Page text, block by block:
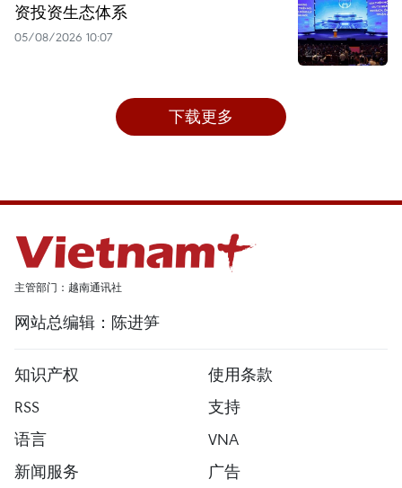
资投资生态体系
05/08/2026 10:07
下载更多
主管部门：越南通讯社
网站总编辑：陈进笋
知识产权
使用条款
RSS
支持
语言
VNA
新闻服务
广告